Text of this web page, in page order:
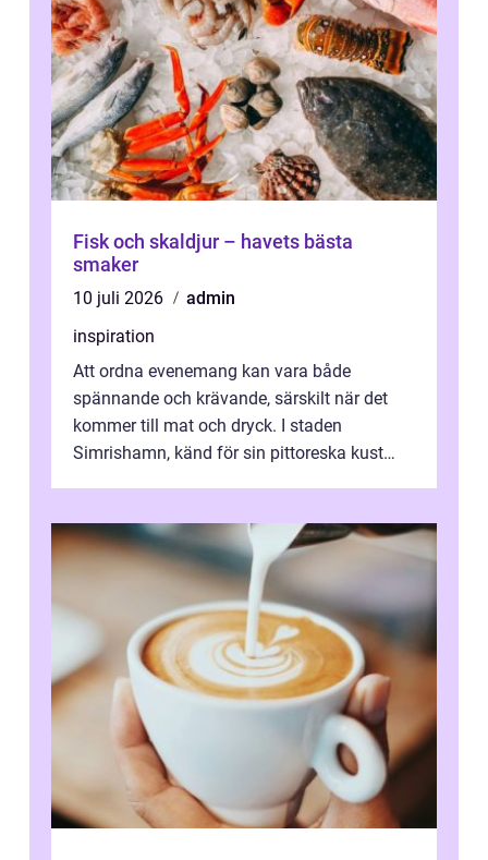
Fisk och skaldjur – havets bästa
smaker
10 juli 2026
admin
inspiration
Att ordna evenemang kan vara både
spännande och krävande, särskilt när det
kommer till mat och dryck. I staden
Simrishamn, känd för sin pittoreska kust